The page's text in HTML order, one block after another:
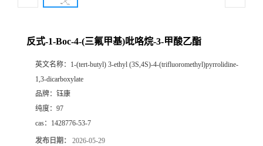
反式-1-Boc-4-(三氟甲基)吡咯烷-3-甲酸乙酯
英文名称： 1-(tert-butyl) 3-ethyl (3S,4S)-4-(trifluoromethyl)pyrrolidine-
1,3-dicarboxylate
品牌： 钰康
纯度： 97
cas： 1428776-53-7
发布日期： 2026-05-29